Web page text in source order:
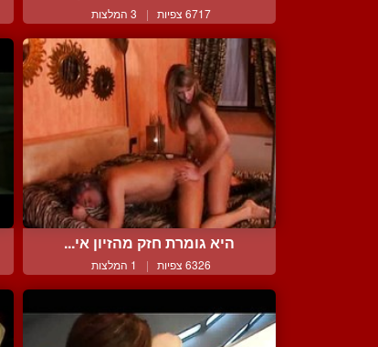
6717 צפיות | 3 המלצות
היא גומרת חזק מהזיון אי...
6326 צפיות | 1 המלצות